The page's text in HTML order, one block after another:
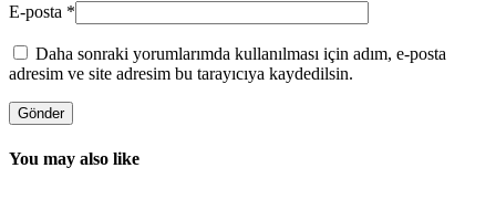
E-posta *
Daha sonraki yorumlarımda kullanılması için adım, e-posta
adresim ve site adresim bu tarayıcıya kaydedilsin.
You may also like